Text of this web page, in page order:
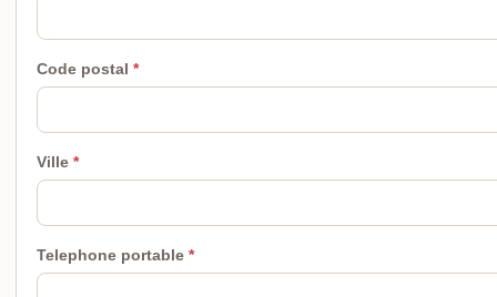
Code postal
Ville
Telephone portable